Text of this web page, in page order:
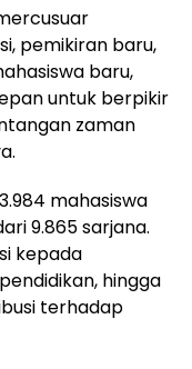
pemikiran baru,
baru,
untuk berpikir
zaman
mahasiswa
9.865 sarjana.
kepada
hingga
terhadap